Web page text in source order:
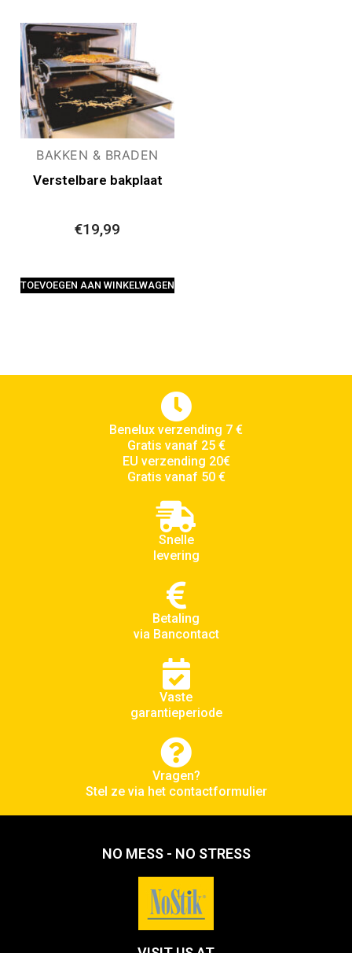
BAKKEN & BRADEN
Verstelbare bakplaat
€19,99
TOEVOEGEN AAN WINKELWAGEN
Benelux verzending 7 €
Gratis vanaf 25 €
EU verzending 20€
Gratis vanaf 50 €
Snelle
levering
Betaling
via Bancontact
Vaste
garantieperiode
Vragen?
Stel ze via het contactformulier
NO MESS - NO STRESS